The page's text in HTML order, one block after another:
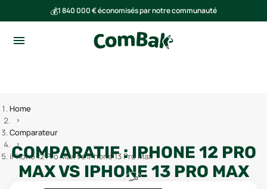
💰1 840 000 € économisés par notre communauté
Home
Comparateur
iPhone 12 Pro Max vs iPhone 13 Pro Max
COMPARATIF :IPHONE 12 PRO
MAXVS IPHONE 13 PRO MAX